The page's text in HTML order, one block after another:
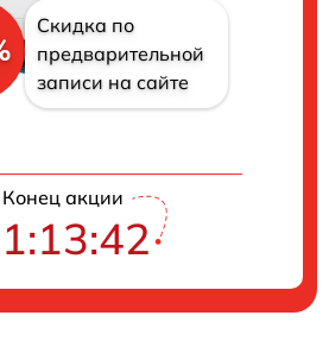
Скидка по
предварительной
записи на сайте
Конец акции